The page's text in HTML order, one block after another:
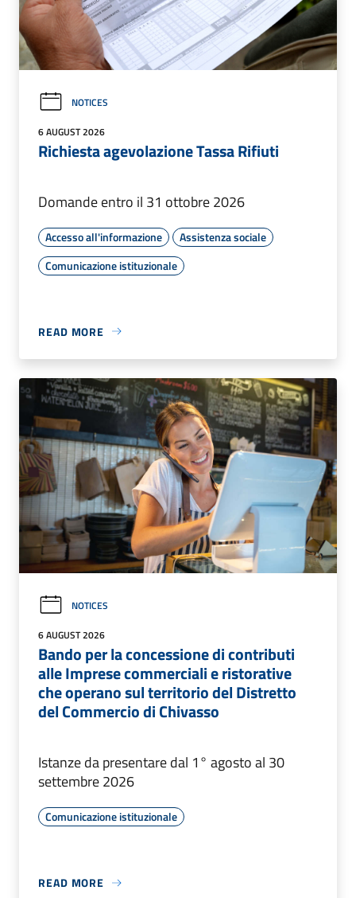
NOTICES
6 AUGUST 2026
Richiesta agevolazione Tassa Rifiuti
Domande entro il 31 ottobre 2026
Accesso all'informazione
Assistenza sociale
Comunicazione istituzionale
READ MORE
NOTICES
6 AUGUST 2026
Bando per la concessione di contributi
alle Imprese commerciali e ristorative
che operano sul territorio del Distretto
del Commercio di Chivasso
Istanze da presentare dal 1° agosto al 30
settembre 2026
Comunicazione istituzionale
READ MORE